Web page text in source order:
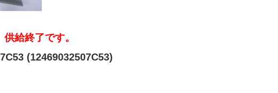
供給終了です。
(12469032507C53)